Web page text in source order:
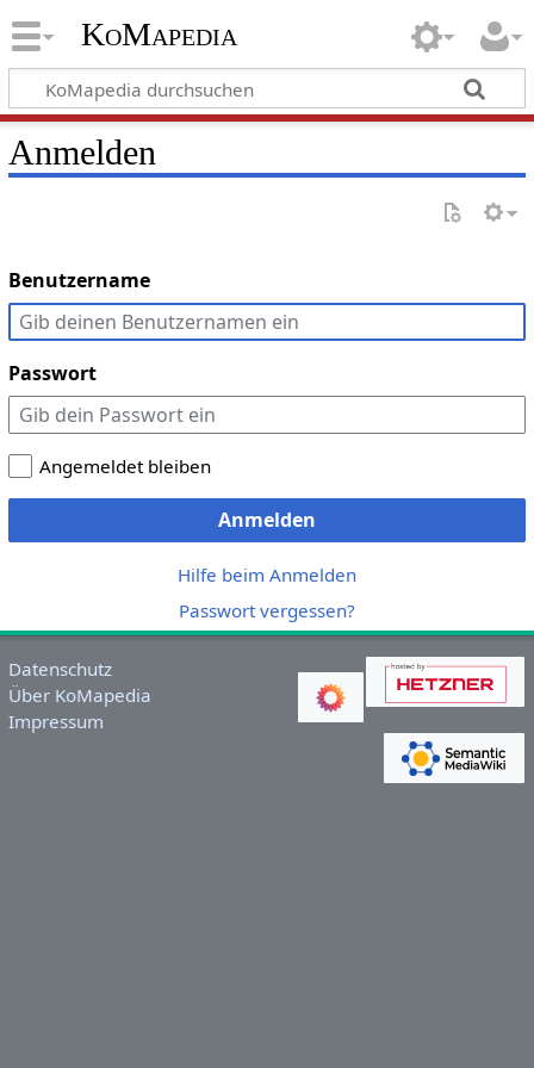
KoMapedia
Anmelden
Benutzername
Passwort
Angemeldet bleiben
Anmelden
Hilfe beim Anmelden
Passwort vergessen?
Datenschutz
Über KoMapedia
Impressum